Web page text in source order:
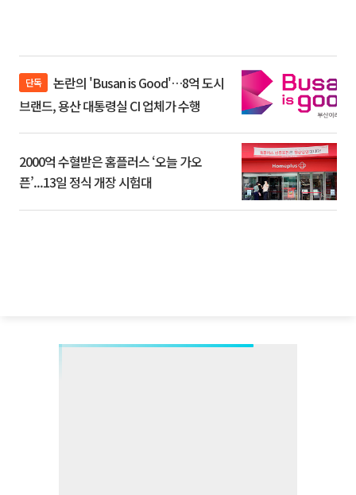
단독
브랜드, 용산 대통령실 CI 업체가 수행
2000억 수혈받은 홈플러스 ‘오늘 가오
픈’...13일 정식 개장 시험대